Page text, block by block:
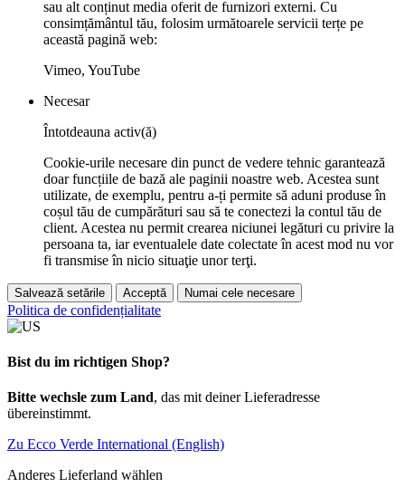
sau alt conținut media oferit de furnizori externi. Cu
consimțământul tău, folosim următoarele servicii terțe pe
această pagină web:
Vimeo, YouTube
Necesar
Întotdeauna activ(ă)
Cookie-urile necesare din punct de vedere tehnic garantează
doar funcțiile de bază ale paginii noastre web. Acestea sunt
utilizate, de exemplu, pentru a-ți permite să aduni produse în
coșul tău de cumpărături sau să te conectezi la contul tău de
client. Acestea nu permit crearea niciunei legături cu privire la
persoana ta, iar eventualele date colectate în acest mod nu vor
fi transmise în nicio situaţie unor terţi.
Salvează setările Acceptă Numai cele necesare
Politica de confidențialitate
Bist du im richtigen Shop?
Bitte wechsle zum Land, das mit deiner Lieferadresse
übereinstimmt.
Zu Ecco Verde International (English)
Anderes Lieferland wählen